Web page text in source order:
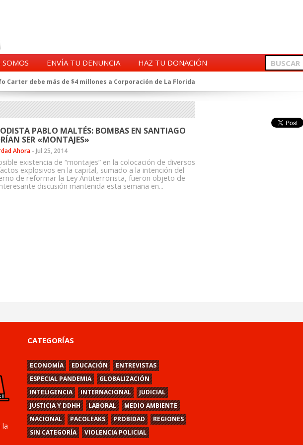
ENVÍA TU DENUNCIA
HAZ TU DONACIÓN
Carter debe más de $4 millones a Corporación de La Florida
de la CIA en Chile tras archivos desclasificados por Trump
exprefecto de Carabineros de Talca por supuesto fraude al
al Alto Mando de la PDI
de Carabineros en el ajedrez del caso Huracán
imputado en caso Huracán, según chats en poder de la Fiscalía
vínculos con jueces del Grupo Arauco de Angelini
La denuncia que Carabineros ignoró
a Clínica Las Condes, vinculada al ministro Jaime Mañalich
de oficiales de la FACH recontratados por la DGAC
PABLO MALTÉS: BOMBAS EN SANTIAGO
SER «MONTAJES»
Ahora - Jul 25, 2014
existencia de “montajes” en la colocación de diversos
explosivos en la capital, sumado a la intención del
de reformar la Ley Antiterrorista, fueron objeto de
discusión mantenida esta semana en...
la
CATEGORÍAS
ECONOMÍA EDUCACIÓN
ENTREVISTAS
ESPECIAL PANDEMIA
GLOBALIZACIÓN
INTELIGENCIA
INTERNACIONAL
JUDICIAL
JUSTICIA Y DDHH
LABORAL
MEDIO AMBIENTE
NACIONAL
PACOLEAKS PROBIDAD
REGIONES
SIN CATEGORÍA
VIOLENCIA POLICIAL